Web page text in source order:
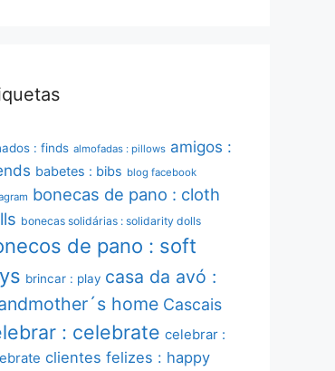
: finds almofadas : pillows amigos :
babetes : bibs blog facebook
bonecas de pano : cloth
bonecas solidárias : solidarity dolls
de pano : soft
brincar : play casa da avó :
home Cascais
: celebrate celebrar :
clientes felizes : happy